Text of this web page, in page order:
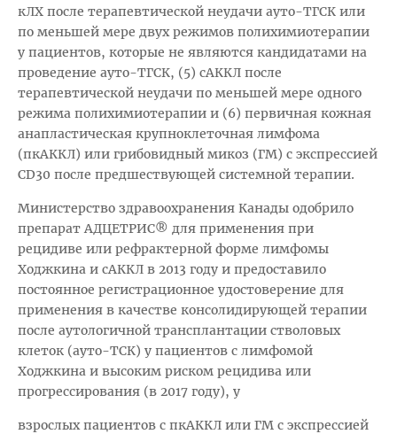
кЛХ после терапевтической неудачи ауто-ТГСК или
по меньшей мере двух режимов полихимиотерапии
у пациентов, которые не являются кандидатами на
проведение ауто-ТГСК, (5) сАККЛ после
терапевтической неудачи по меньшей мере одного
режима полихимиотерапии и (6) первичная кожная
анапластическая крупноклеточная лимфома
(пкАККЛ) или грибовидный микоз (ГМ) с экспрессией
CD30 после предшествующей системной терапии.
Министерство здравоохранения Канады одобрило
препарат АДЦЕТРИС® для применения при
рецидиве или рефрактерной форме лимфомы
Ходжкина и сАККЛ в 2013 году и предоставило
постоянное регистрационное удостоверение для
применения в качестве консолидирующей терапии
после аутологичной трансплантации стволовых
клеток (ауто-ТСК) у пациентов с лимфомой
Ходжкина и высоким риском рецидива или
прогрессирования (в 2017 году), у
взрослых пациентов с пкАККЛ или ГМ с экспрессией